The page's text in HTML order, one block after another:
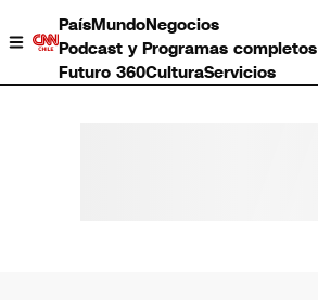
PaísMundoNegocios
Podcast y Programas completos
Futuro 360CulturaServicios